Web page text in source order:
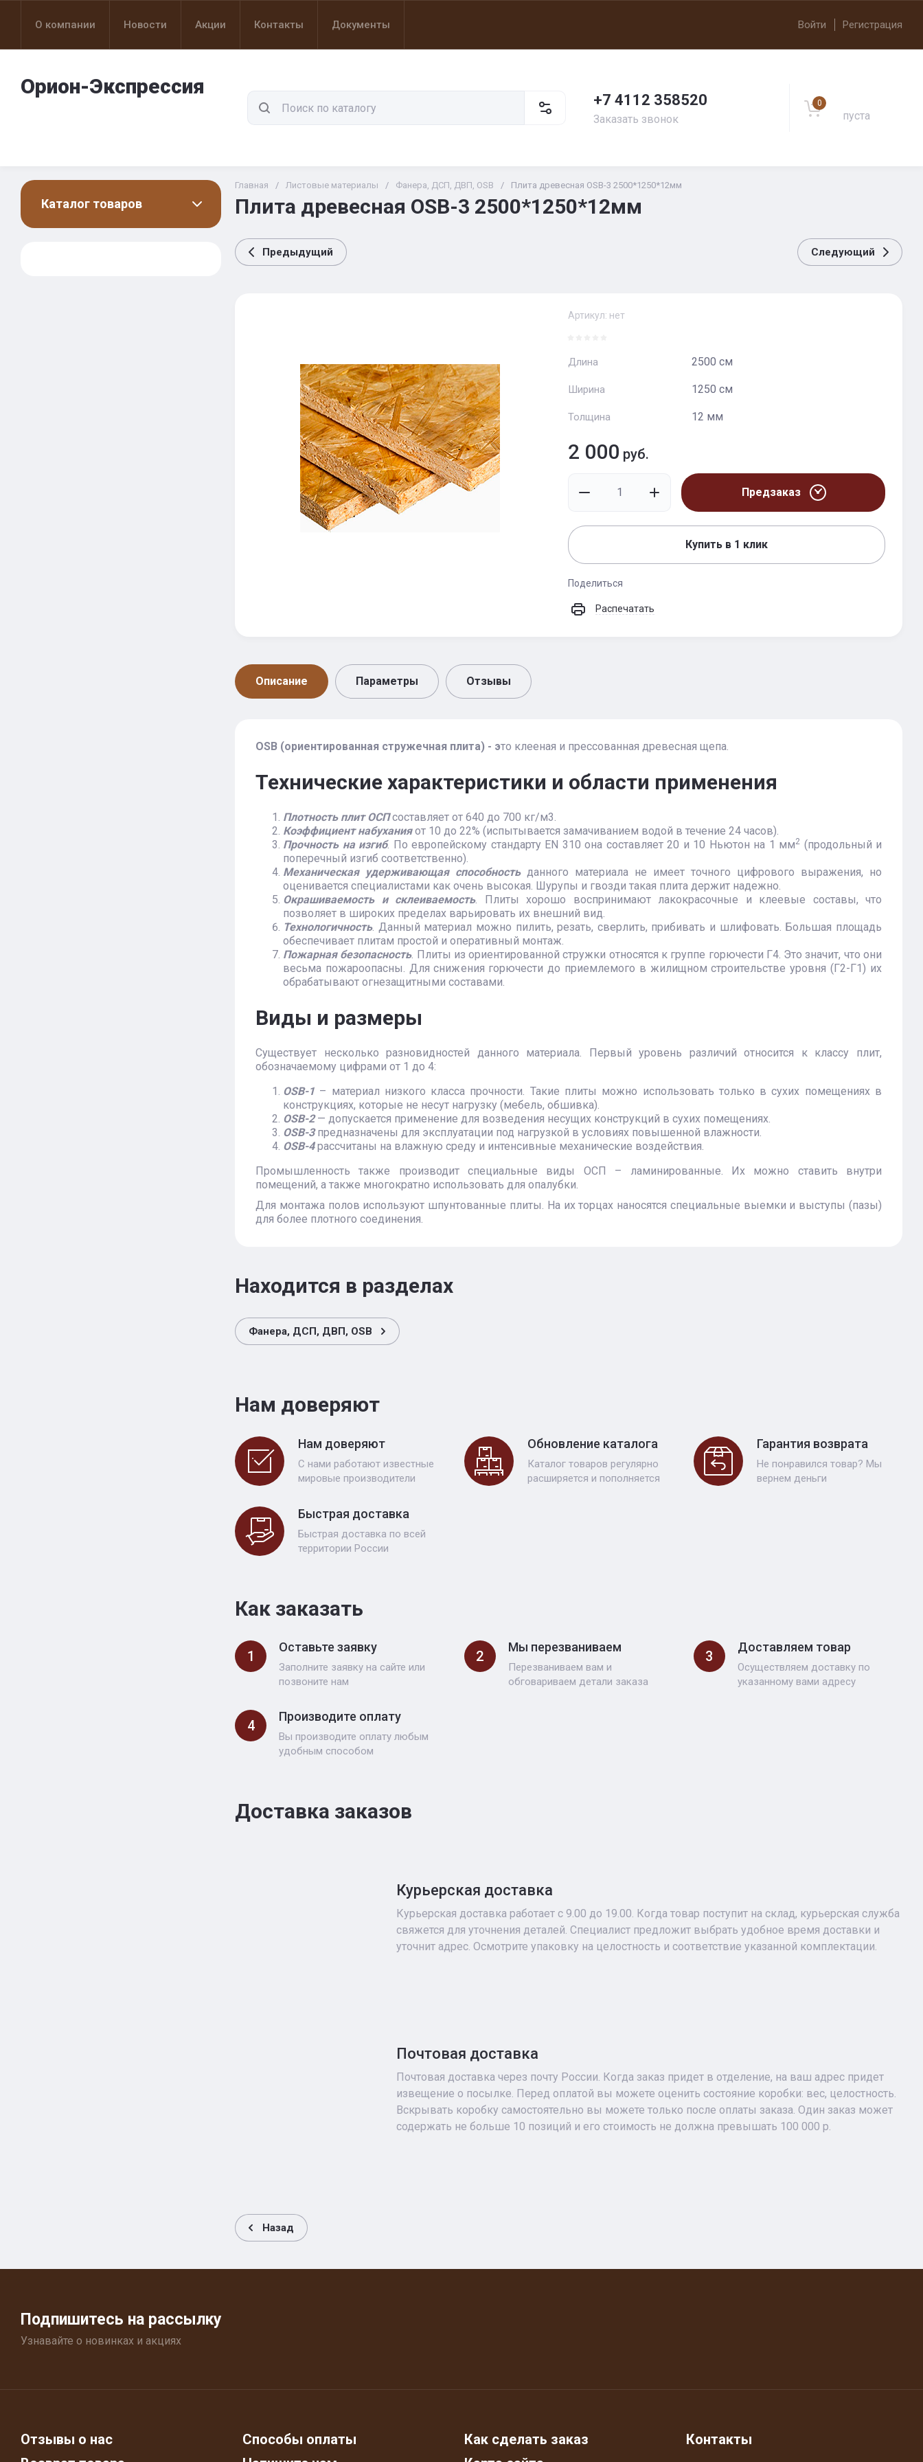
О компании Новости Акции Контакты Документы Войти Регистрация
Орион-Экспрессия
+7 4112 358520
Заказать звонок
0
пуста
Каталог товаров
Главная / Листовые материалы / Фанера, ДСП, ДВП, OSB / Плита древесная OSB-3 2500*1250*12мм
Плита древесная OSB-3 2500*1250*12мм
Предыдущий Следующий
Артикул: нет
Длина 2500 см
Ширина 1250 см
Толщина 12 мм
2 000 руб.
Предзаказ
Купить в 1 клик
Поделиться
Распечатать
Описание Параметры Отзывы
OSB (ориентированная стружечная плита) - это клееная и прессованная древесная щепа.
Технические характеристики и области применения
Плотность плит ОСПсоставляет от 640 до 700 кг/м3.
Коэффициент набухания от 10 до 22% (испытывается замачиванием водой в течение 24 часов).
Прочность на изгиб. По европейскому стандарту EN 310 она составляет 20 и 10 Ньютон на 1 мм2 (продольный и
поперечный изгиб соответственно).
Механическая удерживающая способностьданного материала не имеет точного цифрового выражения, но
оценивается специалистами как очень высокая. Шурупы и гвозди такая плита держит надежно.
Окрашиваемость и склеиваемость. Плиты хорошо воспринимают лакокрасочные и клеевые составы, что
позволяет в широких пределах варьировать их внешний вид.
Технологичность. Данный материал можно пилить, резать, сверлить, прибивать и шлифовать. Большая площадь
обеспечивает плитам простой и оперативный монтаж.
Пожарная безопасность. Плиты из ориентированной стружки относятся к группе горючести Г4. Это значит, что они
весьма пожароопасны. Для снижения горючести до приемлемого в жилищном строительстве уровня (Г2-Г1) их
обрабатывают огнезащитными составами.
Виды и размеры
Существует несколько разновидностей данного материала. Первый уровень различий относится к классу плит,
обозначаемому цифрами от 1 до 4:
OSB-1 – материал низкого класса прочности. Такие плиты можно использовать только в сухих помещениях в
конструкциях, которые не несут нагрузку (мебель, обшивка).
OSB-2 — допускается применение для возведения несущих конструкций в сухих помещениях.
OSB-3предназначены для эксплуатации под нагрузкой в условиях повышенной влажности.
OSB-4рассчитаны на влажную среду и интенсивные механические воздействия.
Промышленность также производит специальные виды ОСП – ламинированные. Их можно ставить внутри
помещений, а также многократно использовать для опалубки.
Для монтажа полов используют шпунтованные плиты. На их торцах наносятся специальные выемки и выступы (пазы)
для более плотного соединения.
Находится в разделах
Фанера, ДСП, ДВП, OSB
Нам доверяют
Нам доверяют
С нами работают известные
мировые производители
Обновление каталога
Каталог товаров регулярно
расширяется и пополняется
Гарантия возврата
Не понравился товар? Мы
вернем деньги
Быстрая доставка
Быстрая доставка по всей
территории России
Как заказать
1
Оставьте заявку
Заполните заявку на сайте или
позвоните нам
2
Мы перезваниваем
Перезваниваем вам и
обговариваем детали заказа
3
Доставляем товар
Осуществляем доставку по
указанному вами адресу
4
Производите оплату
Вы производите оплату любым
удобным способом
Доставка заказов
Курьерская доставка
Курьерская доставка работает с 9.00 до 19.00. Когда товар поступит на склад, курьерская служба
свяжется для уточнения деталей. Специалист предложит выбрать удобное время доставки и
уточнит адрес. Осмотрите упаковку на целостность и соответствие указанной комплектации.
Почтовая доставка
Почтовая доставка через почту России. Когда заказ придет в отделение, на ваш адрес придет
извещение о посылке. Перед оплатой вы можете оценить состояние коробки: вес, целостность.
Вскрывать коробку самостоятельно вы можете только после оплаты заказа. Один заказ может
содержать не больше 10 позиций и его стоимость не должна превышать 100 000 р.
Назад
Подпишитесь на рассылку
Узнавайте о новинках и акциях
Отзывы о нас Способы оплаты
Как сделать заказ
Контакты